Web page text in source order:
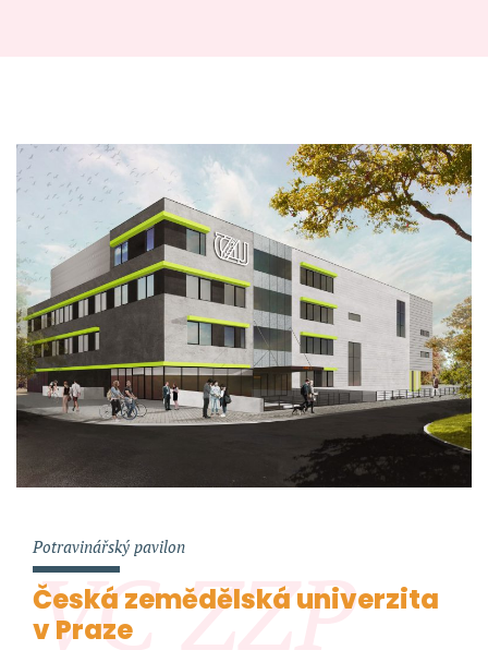
VC ZZP
Potravinářský pavilon
Česká zemědělská univerzita
v Praze